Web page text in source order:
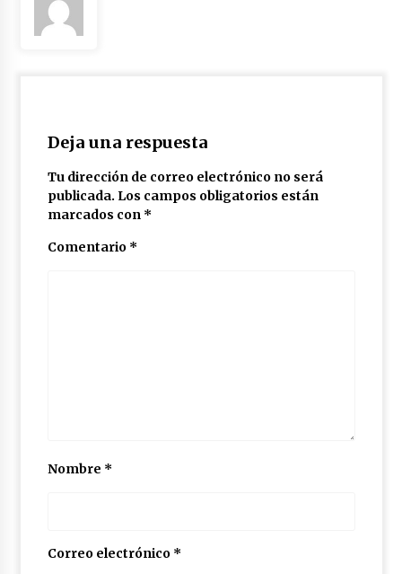
Deja una respuesta
Tu dirección de correo electrónico no será
publicada. Los campos obligatorios están
marcados con *
Comentario *
Nombre *
Correo electrónico *